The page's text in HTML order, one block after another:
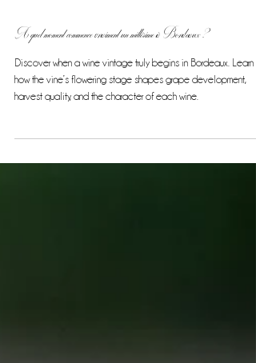
A quel moment commence vraiment un millésime à Bordeaux ?
Discover when a wine vintage truly begins in Bordeaux. Learn